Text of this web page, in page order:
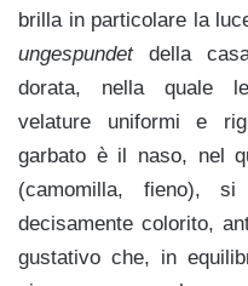
brilla in particolare la
ungespundetdella
dorata, nella quale
velature uniformi e
garbato è il naso, nel
(camomilla, fieno),
decisamente colorito,
gustativo che, in